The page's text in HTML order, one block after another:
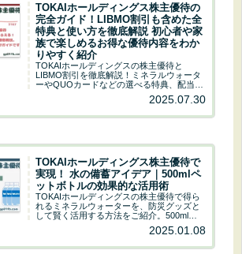
TOKAIホールディングス株主優待の
完全ガイド！LIBMO割引も含めた全
特典と使い方を徹底解説 初心者や家
族で楽しめるお得な優待内容をわか
りやすく紹介
TOKAIホールディングスの株主優待と
LIBMO割引を徹底解説！ミネラルウォータ
ーやQUOカードなどの選べる特典、配当金
情報、実際の使用例まで網羅。初心者や家
族でも理解できる優待活用法を紹介しま
2025.07.30
TOKAIホールディングス株主優待で
実現！ 水の備蓄アイデア｜500mlペ
ットボトルの効果的な活用術
TOKAIホールディングスの株主優待で得ら
れるミネラルウォーターを、防災グッズと
して賢く活用する方法をご紹介。500mlペ
ットボトルのメリットや、ローリングスト
ック法など、具体的な備蓄方法も解説。
2025.01.08